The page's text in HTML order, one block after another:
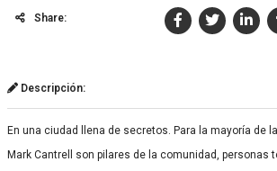
Share:
Descripción:
En una ciudad llena de secretos. Para la mayoría de
Mark Cantrell son pilares de la comunidad, personas